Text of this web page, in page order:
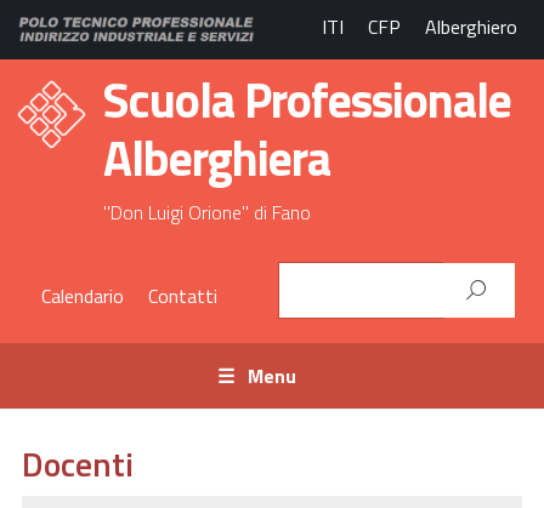
ITI CFP Alberghiero
Scuola Professionale
Alberghiera
"Don Luigi Orione" di Fano
Calendario Contatti
Menu
Docenti